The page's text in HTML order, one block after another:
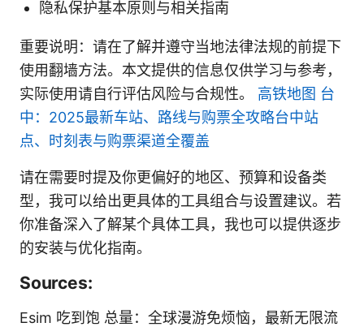
隐私保护基本原则与相关指南
重要说明：请在了解并遵守当地法律法规的前提下
使用翻墙方法。本文提供的信息仅供学习与参考，
实际使用请自行评估风险与合规性。 高铁地图 台
中：2025最新车站、路线与购票全攻略台中站
点、时刻表与购票渠道全覆盖
请在需要时提及你更偏好的地区、预算和设备类
型，我可以给出更具体的工具组合与设置建议。若
你准备深入了解某个具体工具，我也可以提供逐步
的安装与优化指南。
Sources:
Esim 吃到饱 总量：全球漫游免烦恼，最新无限流